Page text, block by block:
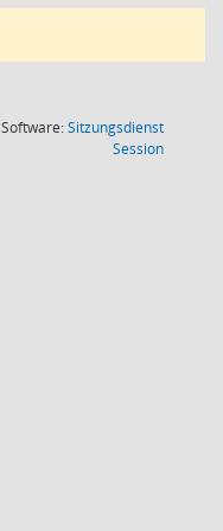
Software:Sitzungsdienst
Session(Wird in